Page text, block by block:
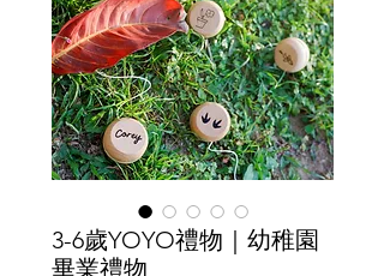
3-6歲YOYO禮物｜幼稚園
畢業禮物